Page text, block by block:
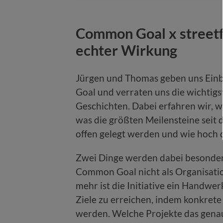
Common Goal x
echter Wirkung
Jürgen und Thomas geben uns
Goal und verraten uns die
Geschichten. Dabei erfahren wir,
was die größten Meilensteine seit
offen gelegt werden und wie hoch
Zwei Dinge werden dabei
Common Goal nicht als
mehr ist die Initiative ein
Ziele zu erreichen, indem
werden. Welche Projekte das